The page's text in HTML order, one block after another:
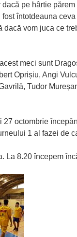
pe hârtie
întotdeauna
vom juca ce
meci sunt
Oprișiu, Angi
Tudor
octombrie
1 al fazei de
La 8.20 începem